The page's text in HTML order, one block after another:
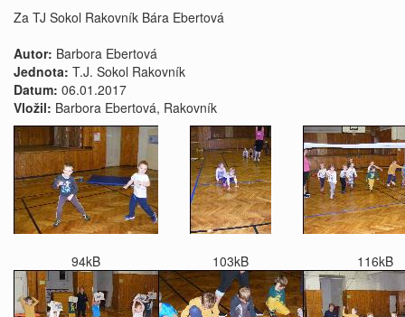
Za TJ Sokol Rakovník Bára Ebertová
Autor: Barbora Ebertová
Jednota: T.J. Sokol Rakovník
Datum: 06.01.2017
Vložil: Barbora Ebertová, Rakovník
94kB 103kB 116kB